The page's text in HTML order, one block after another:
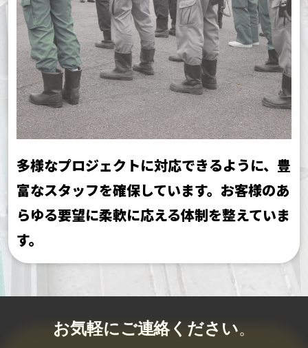
多様なプロジェクトに対応できるように、豊
富なスタッフを確保しています。 お客様のあ
らゆる要望に柔軟に応える体制を整えていま
す。
お気軽にご連絡ください。